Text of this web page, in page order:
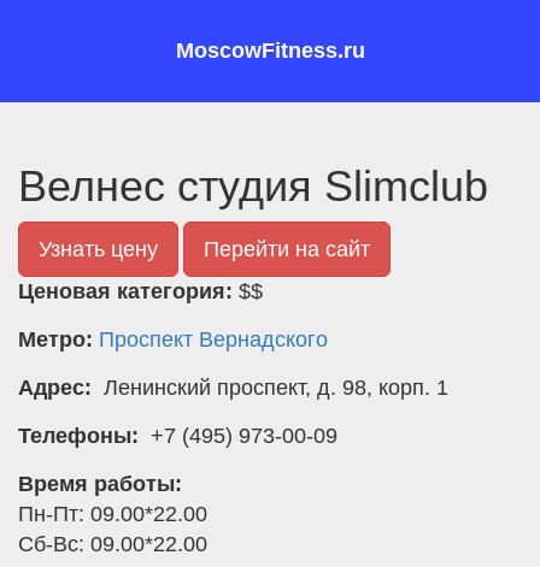
MoscowFitness.ru
Велнес студия Slimclub
Узнать цену
Перейти на сайт
Ценовая категория: $$
Метро: Проспект Вернадского
Адрес: Ленинский проспект, д. 98, корп. 1
Телефоны: +7 (495) 973-00-09
Время работы:
Пн-Пт: 09.00*22.00
Сб-Вс: 09.00*22.00